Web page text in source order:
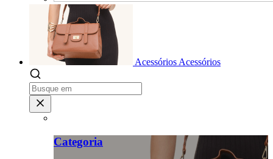
Acessórios Acessórios
Categoria